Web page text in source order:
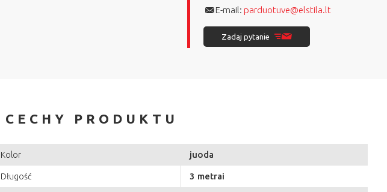
E-mail: parduotuve@elstila.lt
Zadaj pytanie
CECHY PRODUKTU
Kolor juoda
Długość 3 metrai